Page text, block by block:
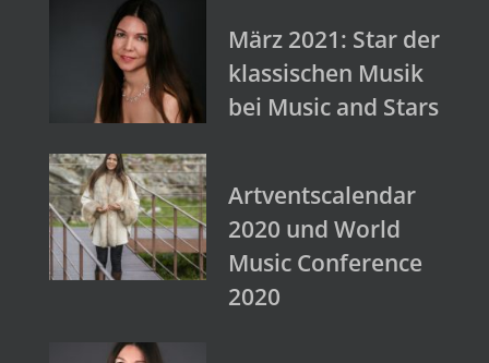
März 2021: Star der
klassischen Musik
bei Music and Stars
Artventscalendar
2020 und World
Music Conference
2020